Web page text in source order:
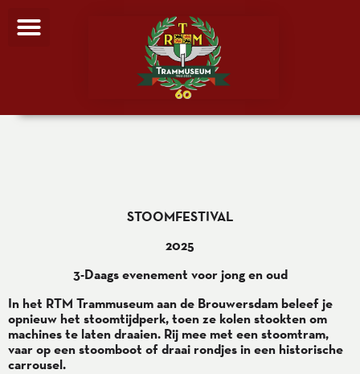
STOOMFESTIVAL
2025
3-Daags evenement voor jong en oud
In het RTM Trammuseum aan de Brouwersdam beleef je
opnieuw het stoomtijdperk, toen ze kolen stookten om
machines te laten draaien. Rij mee met een stoomtram,
vaar op een stoomboot of draai rondjes in een historische
carrousel.